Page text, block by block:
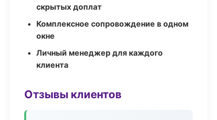
скрытых доплат
Комплексное сопровождение в одном
окне
Личный менеджер для каждого
клиента
Отзывы клиентов